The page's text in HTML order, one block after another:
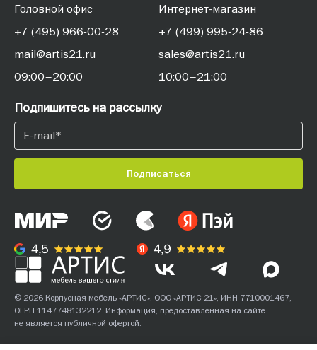
Головной офис
+7 (495) 966-00-28
mail@artis21.ru
09:00–20:00
Интернет-магазин
+7 (499) 995-24-86
sales@artis21.ru
10:00–21:00
Подпишитесь на рассылку
Подписаться
© 2026 Корпусная мебель «АРТИС». ООО «АРТИС 21», ИНН 7710001467,
ОГРН 1147748132212. Информация, предоставленная на сайте
не является публичной офертой.